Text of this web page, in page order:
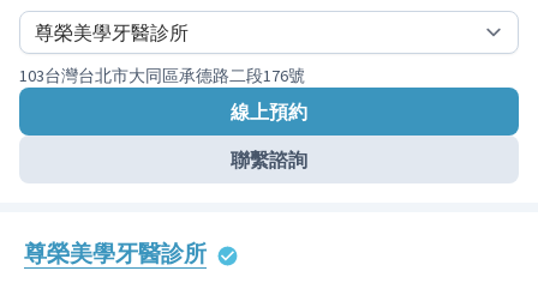
103台灣台北市大同區承德路二段176號
線上預約
聯繫諮詢
尊榮美學牙醫診所